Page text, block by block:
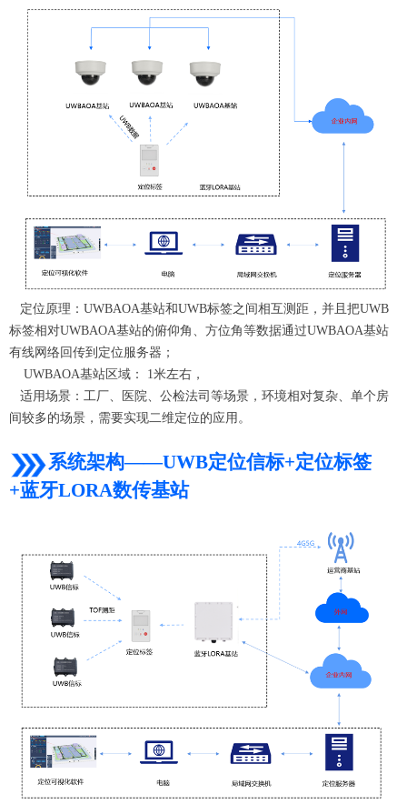
定位原理：UWBAOA基站和UWB标签之间相互测距，并且把UWB
标签相对UWBAOA基站的俯仰角、方位角等数据通过UWBAOA基站
有线网络回传到定位服务器；
UWBAOA基站区域： 1米左右，
适用场景：工厂、医院、公检法司等场景，环境相对复杂、单个房
间较多的场景，需要实现二维定位的应用。
系统架构——UWB定位信标+定位标签
+蓝牙LORA数传基站